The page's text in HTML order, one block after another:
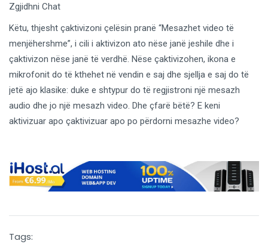
Zgjidhni Chat
Këtu, thjesht çaktivizoni çelësin pranë “Mesazhet video të
menjëhershme”, i cili i aktivizon ato nëse janë jeshile dhe i
çaktivizon nëse janë të verdhë. Nëse çaktivizohen, ikona e
mikrofonit do të kthehet në vendin e saj dhe sjellja e saj do të
jetë ajo klasike: duke e shtypur do të regjistroni një mesazh
audio dhe jo një mesazh video. Dhe çfarë bëtë? E keni
aktivizuar apo çaktivizuar apo po përdorni mesazhe video?
Tags: